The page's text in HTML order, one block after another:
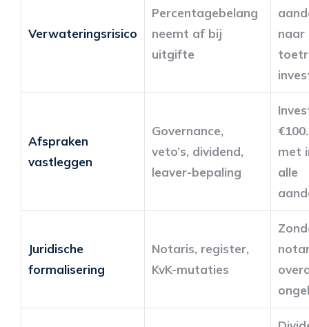
Verwateringsrisico
Percentagebelang
neemt af bij
uitgifte
naar
Afspraken
vastleggen
Governance,
veto’s, dividend,
leaver-bepaling
met
alle
Juridische
formalisering
Notaris, register,
KvK-mutaties